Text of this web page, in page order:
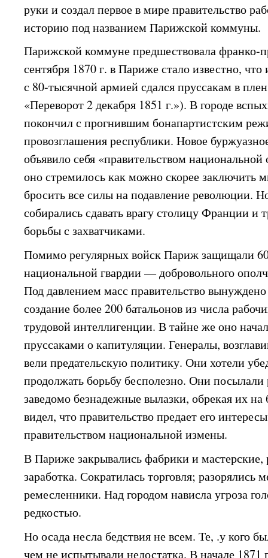
руки и создал первое в мире правительство
историю под названием Парижской коммуны.
Парижской коммуне предшествовала франко-
сентября 1870 г. в Париже стало известно,
с 80-тысячной армией сдался пруссакам в
«Переворот 2 декабря 1851 г.»). В городе
покончил с прогнившим бонапартистским
провозглашения республики. Новое
объявило себя «правительством
оно стремилось как можно скорее заключить
бросить все силы на подавление революции.
собирались сдавать врагу столицу Франции и
борьбы с захватчиками.
Помимо регулярных войск Париж защищали
национальной гвардии — добровольного
Под давлением масс правительство
создание более 200 батальонов из числа
трудовой интеллигенции. В тайне же оно
пруссаками о капитуляции. Генералы,
вели предательскую политику. Они хотели
продолжать борьбу бесполезно. Они посылали
заведомо безнадежные вылазки, обрекая их
видел, что правительство предает его
правительством национальной измены.
В Париже закрывались фабрики и мастерские,
заработка. Сократилась торговля; разорялись
ремесленники. Над городом нависла угроза
редкостью.
Но осада несла бедствия не всем. Те, .у кого
чем не испытывали недостатка. В начале 1871